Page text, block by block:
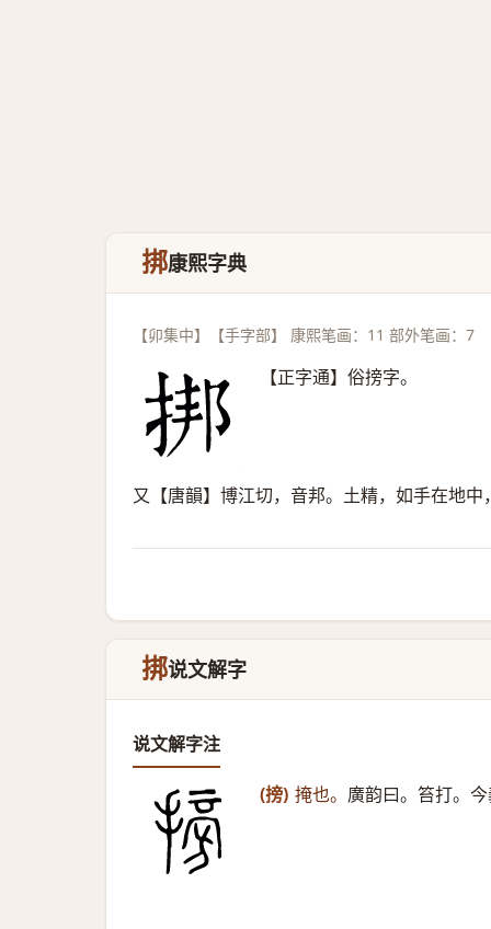
挷康熙字典
【卯集中】【手字部】 康熙笔画：11 部外笔画：7
【正字通】俗搒字。
又【唐韻】博江切，音邦。土精，如手在地
挷说文解字
说文解字注
(搒) 掩也。 廣韵曰。笞打。